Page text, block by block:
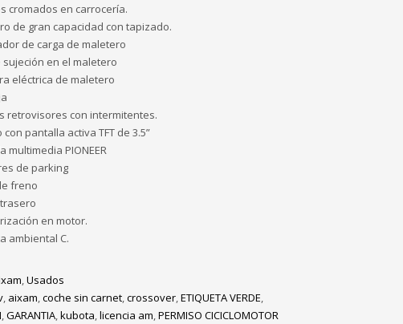
cromados en carrocería.
de gran capacidad con tapizado.
de carga de maletero
sujeción en el maletero
eléctrica de maletero
retrovisores con intermitentes.
con pantalla activa TFT de 3.5”
multimedia PIONEER
de parking
freno
en motor.
ambiental C.
,Usados
, aixam,coche sin carnet,crossover,ETIQUETA VERDE,
,GARANTIA,kubota,licencia am,PERMISO CICICLOMOTOR